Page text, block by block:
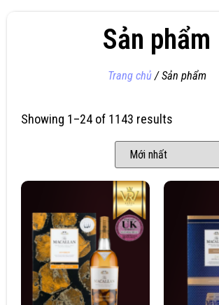
Sản phẩm
Trang chủ/ Sản phẩm
Showing 1–24 of 1143 results